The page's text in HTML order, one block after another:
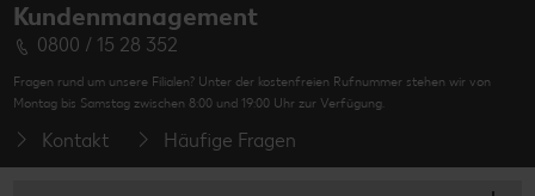
Kundenmanagement
0800 / 15 28 352
Fragen rund um unsere Filialen? Unter der kostenfreien Rufnummer stehen wir von
Montag bis Samstag zwischen 8:00 und 19:00 Uhr zur Verfügung.
Kontakt Häufige Fragen